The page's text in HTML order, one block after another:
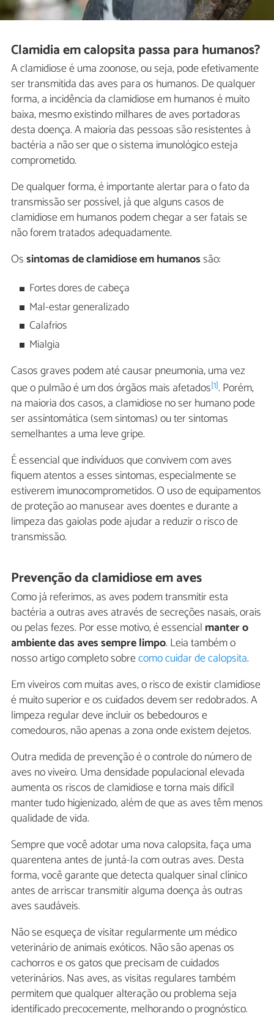
Clamidia em calopsita passa para humanos?
A clamidiose é uma zoonose, ou seja, pode efetivamente
ser transmitida das aves para os humanos. De qualquer
forma, a incidência da clamidiose em humanos é muito
baixa, mesmo existindo milhares de aves portadoras
desta doença. A maioria das pessoas são resistentes à
bactéria a não ser que o sistema imunológico esteja
comprometido.
De qualquer forma, é importante alertar para o fato da
transmissão ser possível, já que alguns casos de
clamidiose em humanos podem chegar a ser fatais se
não forem tratados adequadamente.
Ossintomas de clamidiose em humanossão:
Fortes dores de cabeça
Mal-estar generalizado
Calafrios
Mialgia
Casos graves podem até causar pneumonia, uma vez
que o pulmão é um dos órgãos mais afetados[1]. Porém,
na maioria dos casos, a clamidiose no ser humano pode
ser assintomática (sem sintomas) ou ter sintomas
semelhantes a uma leve gripe.
É essencial que indivíduos que convivem com aves
fiquem atentos a esses sintomas, especialmente se
estiverem imunocomprometidos. O uso de equipamentos
de proteção ao manusear aves doentes e durante a
limpeza das gaiolas pode ajudar a reduzir o risco de
transmissão.
Prevenção da clamidiose em aves
Como já referimos, as aves podem transmitir esta
bactéria a outras aves através de secreções nasais, orais
ou pelas fezes. Por esse motivo, é essencial manter o
ambiente das aves sempre limpo. Leia também o
nosso artigo completo sobrecomo cuidar de calopsita.
Em viveiros com muitas aves, o risco de existir clamidiose
é muito superior e os cuidados devem ser redobrados. A
limpeza regular deve incluir os bebedouros e
comedouros, não apenas a zona onde existem dejetos.
Outra medida de prevenção é o controle do número de
aves no viveiro. Uma densidade populacional elevada
aumenta os riscos de clamidiose e torna mais difícil
manter tudo higienizado, além de que as aves têm menos
qualidade de vida.
Sempre que você adotar uma nova calopsita, faça uma
quarentena antes de juntá-la com outras aves. Desta
forma, você garante que detecta qualquer sinal clínico
antes de arriscar transmitir alguma doença às outras
aves saudáveis.
Não se esqueça de visitar regularmente um médico
veterinário de animais exóticos. Não são apenas os
cachorros e os gatos que precisam de cuidados
veterinários. Nas aves, as visitas regulares também
permitem que qualquer alteração ou problema seja
identificado precocemente, melhorando o prognóstico.